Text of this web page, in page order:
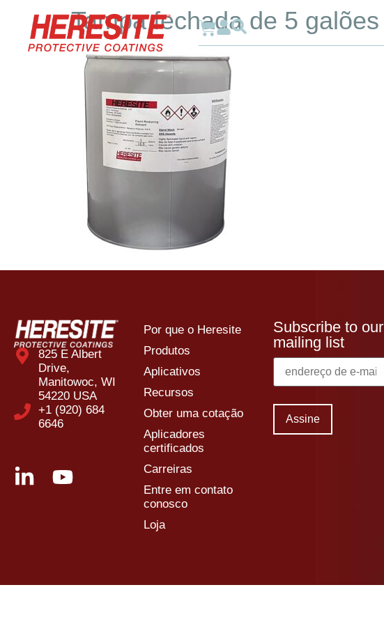
Tampa fechada de 5 galões
825 E Albert
Drive,
Manitowoc, WI
54220 USA
+1 (920) 684
6646
Por que o Heresite
Produtos
Aplicativos
Recursos
Obter uma cotação
Aplicadores
certificados
Carreiras
Entre em contato
conosco
Loja
Subscribe to our
mailing list